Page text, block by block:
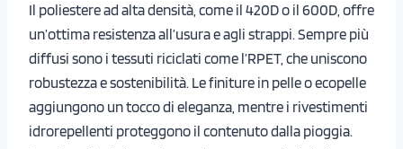
Il poliestere ad alta densità, come il 420D o il 600D, offre
un’ottima resistenza all’usura e agli strappi. Sempre più
diffusi sono i tessuti riciclati come l’RPET, che uniscono
robustezza e sostenibilità. Le finiture in pelle o ecopelle
aggiungono un tocco di eleganza, mentre i rivestimenti
idrorepellenti proteggono il contenuto dalla pioggia.